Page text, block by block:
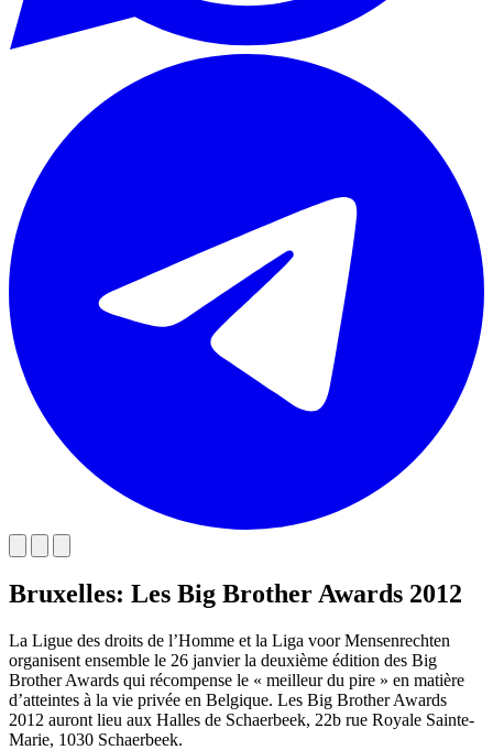
Bruxelles: Les Big Brother Awards 2012
La Ligue des droits de l’Homme et la Liga voor Mensenrechten
organisent ensemble le 26 janvier la deuxième édition des Big
Brother Awards qui récompense le « meilleur du pire » en matière
d’atteintes à la vie privée en Belgique. Les Big Brother Awards
2012 auront lieu aux Halles de Schaerbeek, 22b rue Royale Sainte-
Marie, 1030 Schaerbeek.